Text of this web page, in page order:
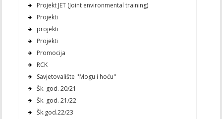
Projekt JET (Joint environmental training)
Projekti
projekti
Projekti
Promocija
RCK
Savjetovalište ''Mogu i hoću''
Šk. god. 20/21
Šk. god. 21/22
Šk.god.22/23